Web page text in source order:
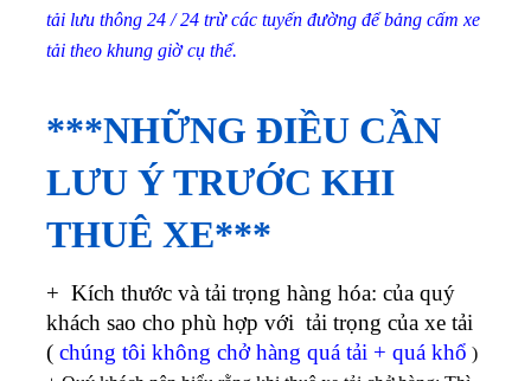
tải lưu thông 24 / 24 trừ các tuyến đường để bảng cấm xe
tải theo khung giờ cụ thể.
***NHỮNG ĐIỀU CẦN
LƯU Ý TRƯỚC KHI
THUÊ XE***
+ Kích thước và tải trọng hàng hóa: của quý
khách sao cho phù hợp với tải trọng của xe tải
( chúng tôi không chở hàng quá tải + quá khổ )